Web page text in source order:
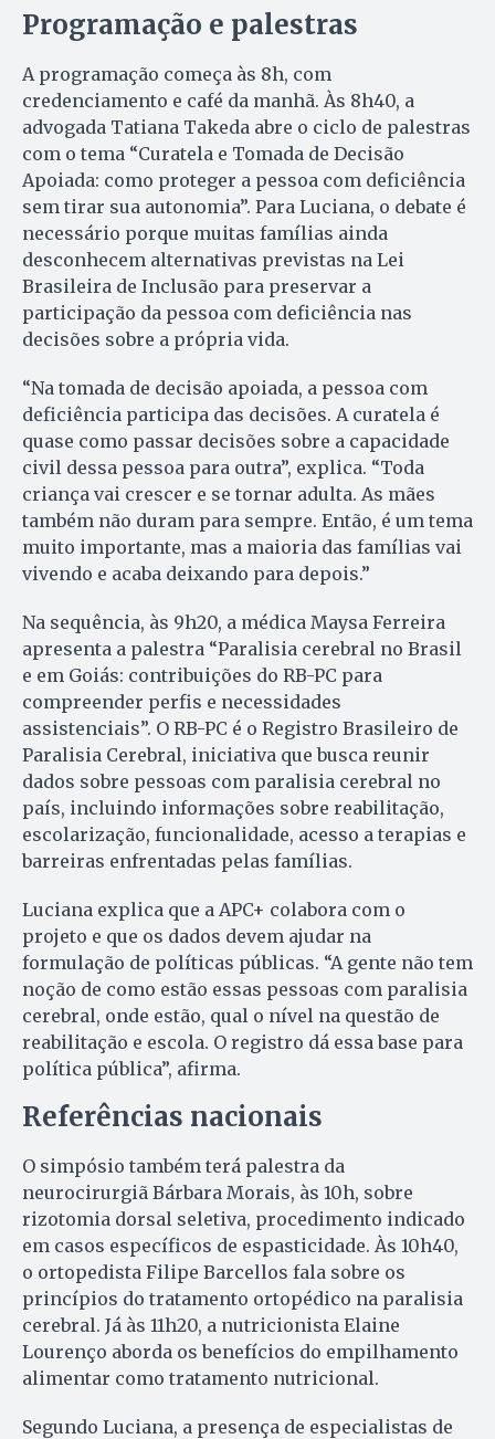
Programação e palestras
A programação começa às 8h, com
credenciamento e café da manhã. Às 8h40, a
advogada Tatiana Takeda abre o ciclo de palestras
com o tema “Curatela e Tomada de Decisão
Apoiada: como proteger a pessoa com deficiência
sem tirar sua autonomia”. Para Luciana, o debate é
necessário porque muitas famílias ainda
desconhecem alternativas previstas na Lei
Brasileira de Inclusão para preservar a
participação da pessoa com deficiência nas
decisões sobre a própria vida.
“Na tomada de decisão apoiada, a pessoa com
deficiência participa das decisões. A curatela é
quase como passar decisões sobre a capacidade
civil dessa pessoa para outra”, explica. “Toda
criança vai crescer e se tornar adulta. As mães
também não duram para sempre. Então, é um tema
muito importante, mas a maioria das famílias vai
vivendo e acaba deixando para depois.”
Na sequência, às 9h20, a médica Maysa Ferreira
apresenta a palestra “Paralisia cerebral no Brasil
e em Goiás: contribuições do RB-PC para
compreender perfis e necessidades
assistenciais”. O RB-PC é o Registro Brasileiro de
Paralisia Cerebral, iniciativa que busca reunir
dados sobre pessoas com paralisia cerebral no
país, incluindo informações sobre reabilitação,
escolarização, funcionalidade, acesso a terapias e
barreiras enfrentadas pelas famílias.
Luciana explica que a APC+ colabora com o
projeto e que os dados devem ajudar na
formulação de políticas públicas. “A gente não tem
noção de como estão essas pessoas com paralisia
cerebral, onde estão, qual o nível na questão de
reabilitação e escola. O registro dá essa base para
política pública”, afirma.
Referências nacionais
O simpósio também terá palestra da
neurocirurgiã Bárbara Morais, às 10h, sobre
rizotomia dorsal seletiva, procedimento indicado
em casos específicos de espasticidade. Às 10h40,
o ortopedista Filipe Barcellos fala sobre os
princípios do tratamento ortopédico na paralisia
cerebral. Já às 11h20, a nutricionista Elaine
Lourenço aborda os benefícios do empilhamento
alimentar como tratamento nutricional.
Segundo Luciana, a presença de especialistas de